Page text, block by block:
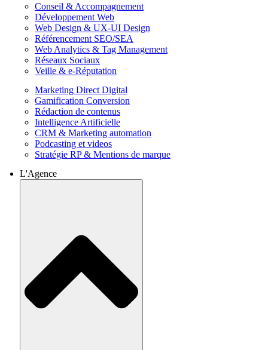
Conseil & Accompagnement
Développement Web
Web Design & UX-UI Design
Référencement SEO/SEA
Web Analytics & Tag Management
Réseaux Sociaux
Veille & e-Réputation
Marketing Direct Digital
Gamification Conversion
Rédaction de contenus
Intelligence Artificielle
CRM & Marketing automation
Podcasting et videos
Stratégie RP & Mentions de marque
L'Agence